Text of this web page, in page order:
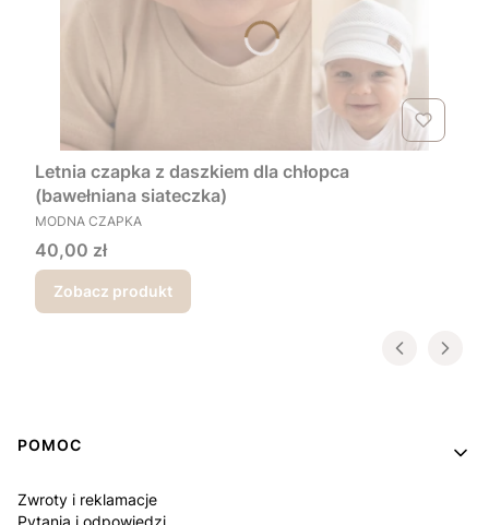
Letnia czapka z daszkiem dla chłopca
(bawełniana siateczka)
PRODUCENT
MODNA CZAPKA
Cena
40,00 zł
Zobacz produkt
Linki w stopce
POMOC
Zwroty i reklamacje
Pytania i odpowiedzi